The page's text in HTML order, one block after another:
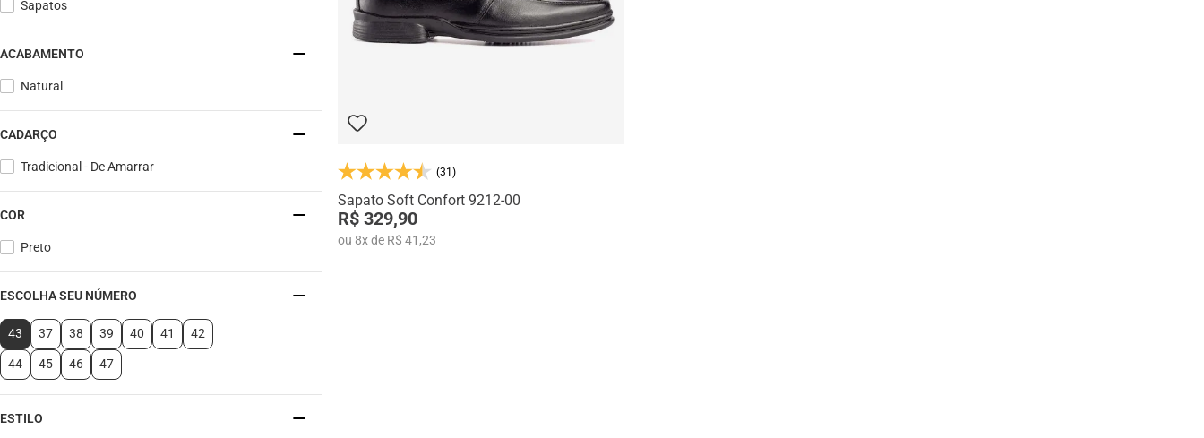
Sapatos
ACABAMENTO
Natural
CADARÇO
Tradicional - De Amarrar
COR
Preto
ESCOLHA SEU NÚMERO
43 37 38 39 40 41 42
44 45 46 47
ESTILO
(31)
Sapato Soft Confort 9212-00
R$ 329,90
ou 8xde R$ 41,23